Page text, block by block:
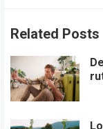
Related Posts